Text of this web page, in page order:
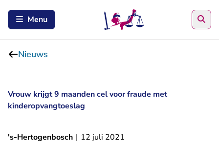
Menu
Nieuws
Vrouw krijgt 9 maanden cel voor fraude met
kinderopvangtoeslag
's-Hertogenbosch | 12 juli 2021